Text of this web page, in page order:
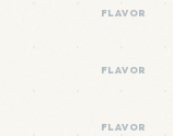
FLAVOR
FLAVOR
FLAVOR